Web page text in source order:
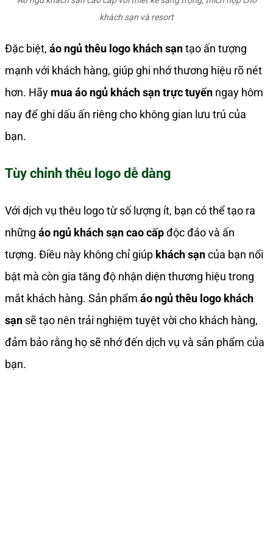
khách sạn và resort
Đặc biệt, áo ngủ thêu logo khách sạntạo ấn tượng
mạnh với khách hàng, giúp ghi nhớ thương hiệu rõ nét
hơn. Hãy mua áo ngủ khách sạn trực tuyến ngay hôm
nay để ghi dấu ấn riêng cho không gian lưu trú của
bạn.
Tùy chỉnh thêu logo dễ dàng
Với dịch vụ thêu logo từ số lượng ít, bạn có thể tạo ra
những áo ngủ khách sạn cao cấpđộc đáo và ấn
tượng. Điều này không chỉ giúp khách sạncủa bạn nổi
bật mà còn gia tăng độ nhận diện thương hiệu trong
mắt khách hàng. Sản phẩm áo ngủ thêu logo khách
sạn sẽ tạo nên trải nghiệm tuyệt vời cho khách hàng,
đảm bảo rằng họ sẽ nhớ đến dịch vụ và sản phẩm của
bạn.